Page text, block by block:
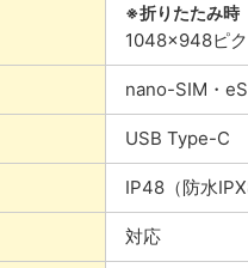
折りたたみ時
1048×948ピ
nano-SIM・
USB Type-C
IP48（防水
対応